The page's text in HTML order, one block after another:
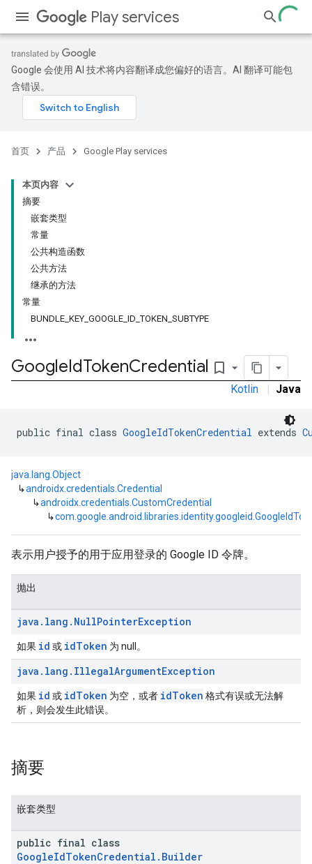
Play services
Google 会使用 AI 技术将内容翻译成您偏好的语言。AI 翻译可能包
含错误。
首页 产品 Google Play services
本页内容
摘要
嵌套类型
常量
公共构造函数
公共方法
继承的方法
常量
BUNDLE_KEY_GOOGLE_ID_TOKEN_SUBTYPE
GoogleIdTokenCredential bookmark_border
Kotlin | Java
public final class GoogleIdTokenCredential extends
java.lang.Object
↳androidx.credentials.Credential
↳androidx.credentials.CustomCredential
↳
表示用户授予的用于应用登录的 Google ID 令牌。
抛出
java . lang . NullPointerException
如果 id 或 idToken 为 null。
java . lang . IllegalArgumentException
如果 id 或 idToken 为空，或者 idToken 格式有误或无法解
析，则会发生此错误。
摘要
嵌套类型
public final class
GoogleIdTokenCredential.Builder